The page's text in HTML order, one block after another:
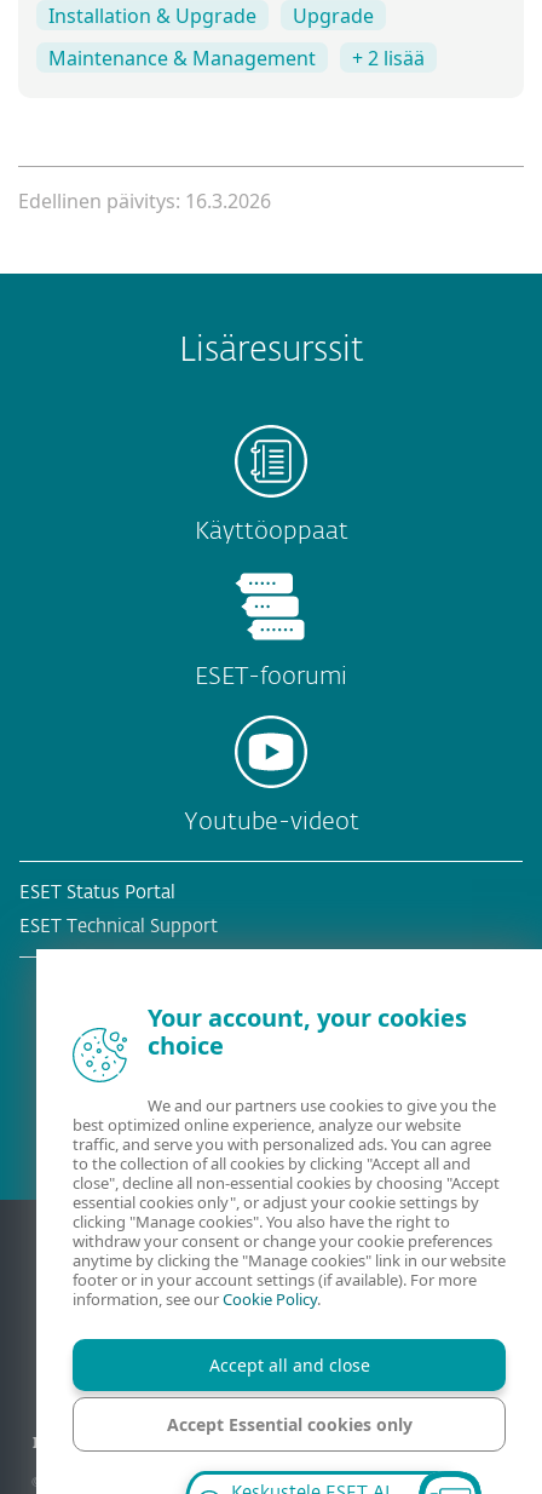
Installation & Upgrade
Upgrade
Maintenance & Management
+ 2 lisää
Edellinen päivitys: 16.3.2026
Lisäresurssit
Käyttöoppaat
ESET-foorumi
Youtube-videot
ESET Status Portal
ESET Technical Support
Oikeudelliset tiedot
Ilmoita haavoittuvuuksista
© 1992 - 2026 ESET, spol. s r.o. - Kaikki oikeudet pidätetään. Käytetyt tavaramerkit
Your account, your cookies
choice
We and our partners use cookies to give you the
best optimized online experience, analyze our website
traffic, and serve you with personalized ads. You can agree
to the collection of all cookies by clicking "Accept all and
close", decline all non-essential cookies by choosing "Accept
essential cookies only", or adjust your cookie settings by
clicking "Manage cookies". You also have the right to
withdraw your consent or change your cookie preferences
anytime by clicking the "Manage cookies" link in our website
footer or in your account settings (if available). For more
information, see ourCookie Policy.
Accept all and close
Accept Essential cookies only
Manage cookies